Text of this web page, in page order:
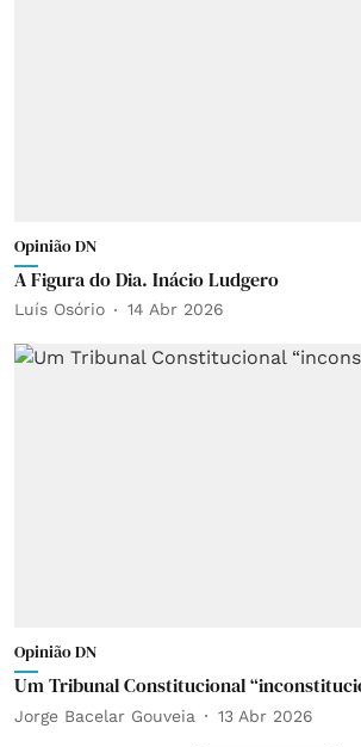
Opinião DN
A Figura do Dia. Inácio Ludgero
Luís Osório 14 Abr 2026
Opinião DN
Um Tribunal Constitucional
Jorge Bacelar Gouveia 13 Abr 2026